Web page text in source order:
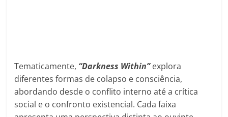
Tematicamente, “Darkness Within”explora
diferentes formas de colapso e consciência,
abordando desde o conflito interno até a crítica
social e o confronto existencial. Cada faixa